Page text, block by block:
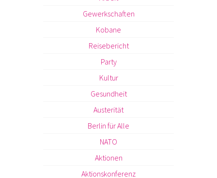
Gewerkschaften
Kobane
Reisebericht
Party
Kultur
Gesundheit
Austerität
Berlin für Alle
NATO
Aktionen
Aktionskonferenz